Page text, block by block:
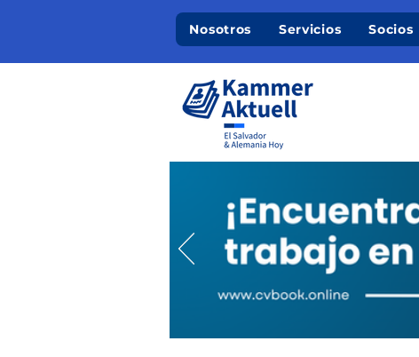
Nosotros Servicios Socios